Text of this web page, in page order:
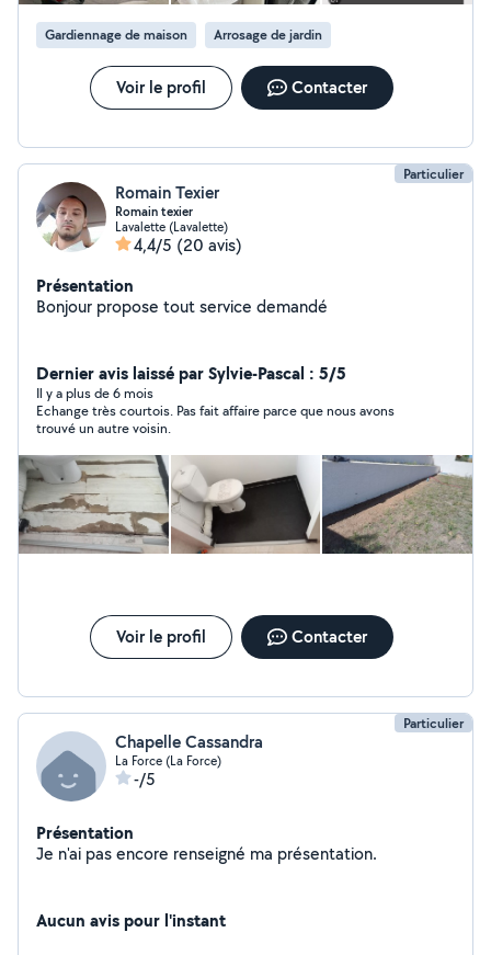
Gardiennage de maison Arrosage de jardin
Voir le profil Contacter
Particulier
Romain Texier
Romain texier
Lavalette (Lavalette)
4,4/5 (20 avis)
Présentation
Bonjour propose tout service demandé
Dernier avis laissé par Sylvie-Pascal : 5/5
Il y a plus de 6 mois
Echange très courtois. Pas fait affaire parce que nous avons
trouvé un autre voisin.
Voir le profil Contacter
Particulier
Chapelle Cassandra
La Force (La Force)
-/5
Présentation
Je n'ai pas encore renseigné ma présentation.
Aucun avis pour l'instant